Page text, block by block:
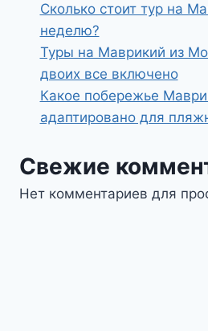
Сколько стоит тур на
неделю?
Туры на Маврикий из
двоих все включено
Какое побережье
адаптировано для
Свежие
Нет комментариев для